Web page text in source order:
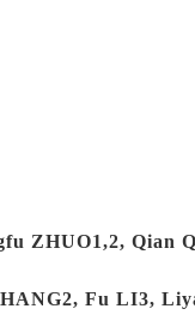
ZHUO1,2, Qian
Fu LI3,